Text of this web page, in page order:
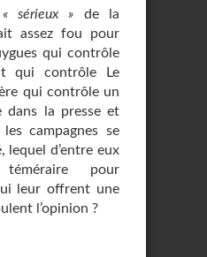
« sérieux » de la
assez fou pour
qui contrôle
qui contrôle Le
qui contrôle un
dans la presse et
les campagnes se
lequel d’entre eux
pour
leur offrent une
l’opinion ?